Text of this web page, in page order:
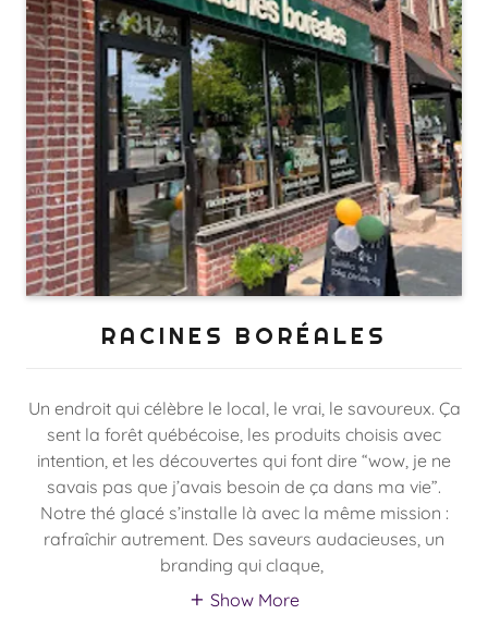
RACINES BORÉALES
Un endroit qui célèbre le local, le vrai, le savoureux. Ça
sent la forêt québécoise, les produits choisis avec
intention, et les découvertes qui font dire “wow, je ne
savais pas que j’avais besoin de ça dans ma vie”.
Notre thé glacé s’installe là avec la même mission :
rafraîchir autrement. Des saveurs audacieuses, un
branding qui claque,
Show More